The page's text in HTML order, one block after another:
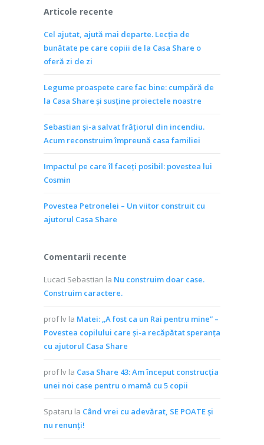
Articole recente
Cel ajutat, ajută mai departe. Lecția de
bunătate pe care copiii de la Casa Share o
oferă zi de zi
Legume proaspete care fac bine: cumpără de
la Casa Share și susține proiectele noastre
Sebastian și-a salvat frățiorul din incendiu.
Acum reconstruim împreună casa familiei
Impactul pe care îl faceți posibil: povestea lui
Cosmin
Povestea Petronelei – Un viitor construit cu
ajutorul Casa Share
Comentarii recente
Lucaci Sebastian la Nu construim doar case.
Construim caractere.
prof lv la Matei: „A fost ca un Rai pentru mine” –
Povestea copilului care și-a recăpătat speranța
cu ajutorul Casa Share
prof lv la Casa Share 43: Am început construcția
unei noi case pentru o mamă cu 5 copii
Spataru la Când vrei cu adevărat, SE POATE și
nu renunți!